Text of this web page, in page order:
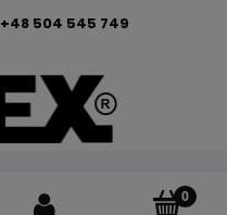
+48 504 545 749